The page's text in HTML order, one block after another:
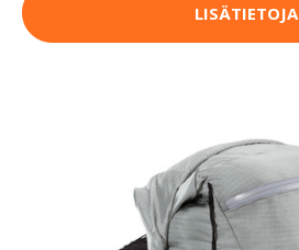
LISÄTIETOJA